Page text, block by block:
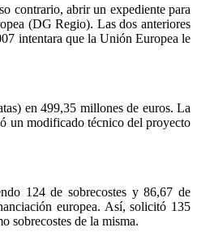
contrario, abrir un expediente para
(DG Regio). Las dos anteriores
intentara que la Unión Europea le
en 499,35 millones de euros. La
un modificado técnico del proyecto
124 de sobrecostes y 86,67 de
europea. Así, solicitó 135
sobrecostes de la misma.